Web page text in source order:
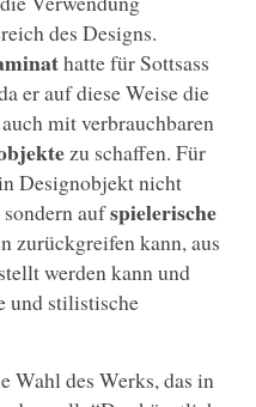
des Designs.
hatte für Sottsass
er auf diese Weise die
mit verbrauchbaren
zu schaffen. Für
Designobjekt nicht
aufspielerische
zurückgreifen kann, aus
werden kann und
und stilistische
Wahl des Werks, das in